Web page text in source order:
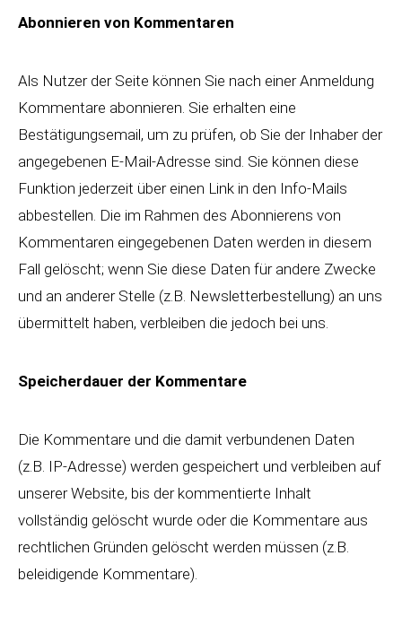
Abonnieren von Kommentaren
Als Nutzer der Seite können Sie nach einer Anmeldung
Kommentare abonnieren. Sie erhalten eine
Bestätigungsemail, um zu prüfen, ob Sie der Inhaber der
angegebenen E-Mail-Adresse sind. Sie können diese
Funktion jederzeit über einen Link in den Info-Mails
abbestellen. Die im Rahmen des Abonnierens von
Kommentaren eingegebenen Daten werden in diesem
Fall gelöscht; wenn Sie diese Daten für andere Zwecke
und an anderer Stelle (z.B. Newsletterbestellung) an uns
übermittelt haben, verbleiben die jedoch bei uns.
Speicherdauer der Kommentare
Die Kommentare und die damit verbundenen Daten
(z.B. IP-Adresse) werden gespeichert und verbleiben auf
unserer Website, bis der kommentierte Inhalt
vollständig gelöscht wurde oder die Kommentare aus
rechtlichen Gründen gelöscht werden müssen (z.B.
beleidigende Kommentare).